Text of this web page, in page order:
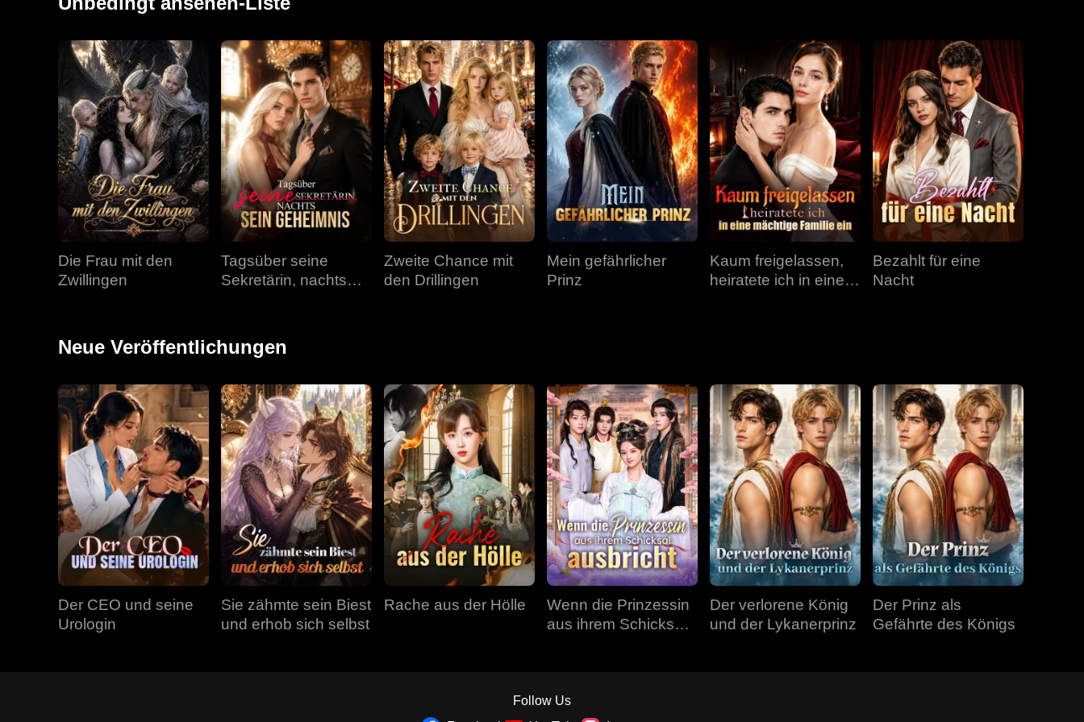
Folge 34 Folge 35 Folge 36
Folge 37 Folge 38 Folge 39
Folge 40
Die Frau mit den
Zwillingen
Tagsüber seine
Sekretärin, nachts
Zweite Chance mit
den Drillingen
Mein gefährlicher
Prinz
Kaum freigelassen,
heiratete ich in eine
Bezahlt für eine
Nacht
Neue Veröffentlichungen
Der CEO und seine
Urologin
Sie zähmte sein Biest
und erhob sich selbst
Rache aus der Hölle
Wenn die Prinzessin
aus ihrem Schicksal
Der verlorene König
und der Lykanerprinz
Der Prinz als
Gefährte des Königs
Follow Us